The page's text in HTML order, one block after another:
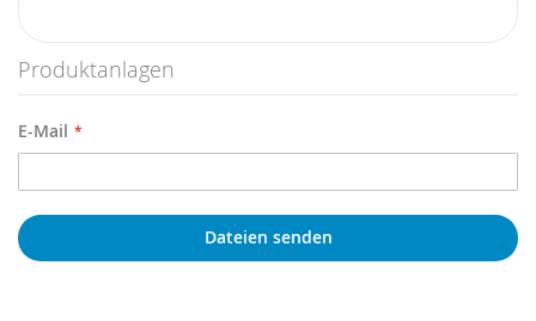
Produktanlagen
E-Mail
Dateien senden